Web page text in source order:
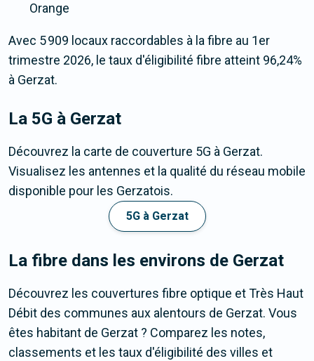
Orange
Avec 5 909 locaux raccordables à la fibre au 1er
trimestre 2026, le taux d'éligibilité fibre atteint 96,24%
à Gerzat.
La 5G à Gerzat
Découvrez la carte de couverture 5G à Gerzat.
Visualisez les antennes et la qualité du réseau mobile
disponible pour les Gerzatois.
5G à Gerzat
La fibre dans les environs de Gerzat
Découvrez les couvertures fibre optique et Très Haut
Débit des communes aux alentours de Gerzat. Vous
êtes habitant de Gerzat ? Comparez les notes,
classements et les taux d'éligibilité des villes et